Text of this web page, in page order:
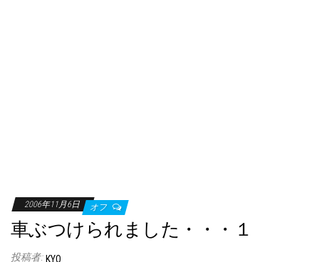
2006年11月6日 オフ
車ぶつけられました・・・１
投稿者: KYO